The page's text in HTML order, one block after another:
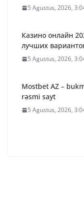
5 Agustus, 2026,
Казино онлайн
лучших
5 Agustus, 2026,
Mostbet AZ –
rəsmi sayt
5 Agustus, 2026,